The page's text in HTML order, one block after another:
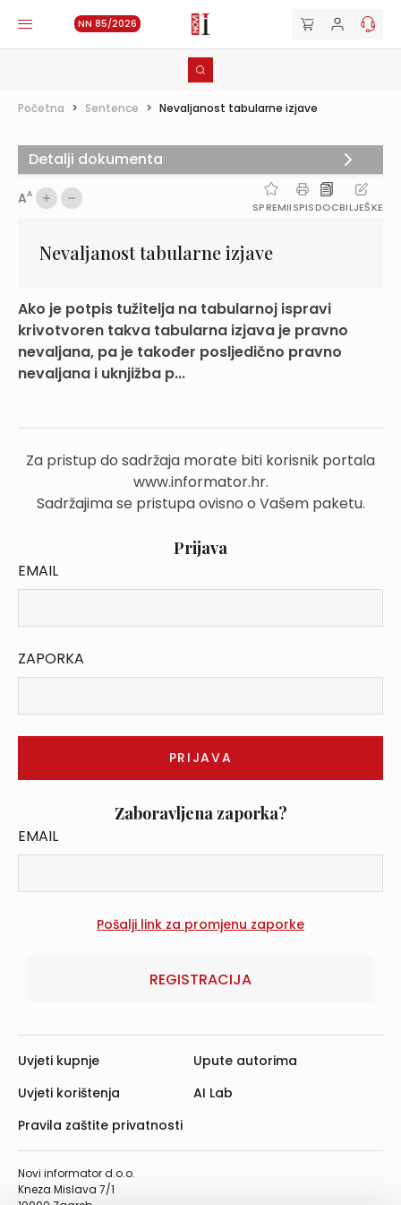
NN 85/2026
Početna > Sentence > Nevaljanost tabularne izjave
AA
SPREMIISPISDOCBILJEŠKE
Nevaljanost tabularne izjave
Ako je potpis tužitelja na tabularnoj ispravi
krivotvoren takva tabularna izjava je pravno
nevaljana, pa je također posljedično pravno
nevaljana i uknjižba p...
Za pristup do sadržaja morate biti korisnik portala
www.informator.hr.
Sadržajima se pristupa ovisno o Vašem paketu.
Prijava
EMAIL
ZAPORKA
Zaboravljena zaporka?
EMAIL
REGISTRACIJA
Detalji dokumenta
Novi informator d.o.o.
Kneza Mislava 7/1
Uvjeti kupnje
Uvjeti korištenja
Pravila zaštite privatnosti
Upute autorima
AI Lab